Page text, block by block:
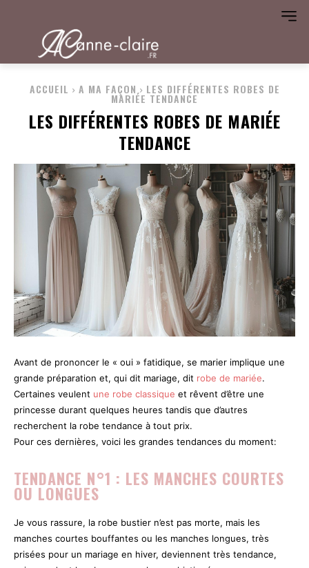
ACCUEIL A MA FAÇON LES DIFFÉRENTES ROBES DE
MARIÉE TENDANCE
LES DIFFÉRENTES ROBES DE MARIÉE
TENDANCE
Avant de prononcer le « oui » fatidique, se marier implique une
grande préparation et, qui dit mariage, dit robe de mariée.
Certaines veulent une robe classique et rêvent d’être une
princesse durant quelques heures tandis que d’autres
recherchent la robe tendance à tout prix.
Pour ces dernières, voici les grandes tendances du moment:
TENDANCE N°1 : LES MANCHES COURTES
OU LONGUES
Je vous rassure, la robe bustier n’est pas morte, mais les
manches courtes bouffantes ou les manches longues, très
prisées pour un mariage en hiver, deviennent très tendance,